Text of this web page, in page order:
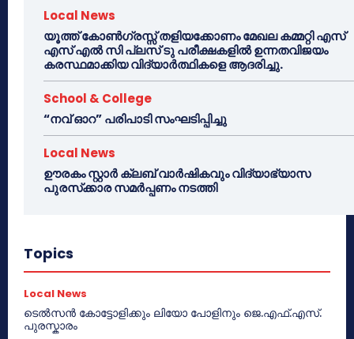
Local News
യൂത്ത് കോൺഗ്രസ്സ് തളിയക്കോണം മേഖല കമ്മറ്റി എസ്
എസ് എൽ സി പ്ലസ് ടു പരീക്ഷകളിൽ ഉന്നതവിജയം
കരസ്ഥമാക്കിയ വിദ്യാർത്ഥികളെ ആദരിച്ചു.
School & College
“നവ് ഓറ” പരിപാടി സംഘടിപ്പിച്ചു
Local News
ഊരകം സ്റ്റാർ ക്ലബ് വാർഷികവും വിദ്യാഭ്യാസ
പുരസ്‌ക്കാര സമർപ്പണം നടത്തി
Topics
Local News
ടെൽസൻ കോട്ടോളിക്കും ലിയോ പോളിനും ജെ.എഫ്.എസ്.
പുരസ്കാരം